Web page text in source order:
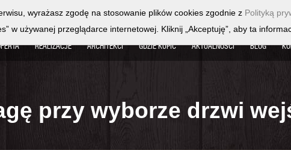
REALIZACJE ARCHITEKCI GDZIE KUPIĆ AKTUALNOŚCI BLOG
przy wyborze drzwi
wyrażasz zgodę na stosowanie plików cookies zgodnie z Polityką
w używanej przeglądarce internetowej. Kliknij „Akceptuję”, aby ta